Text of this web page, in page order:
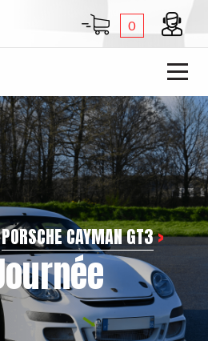
0
PORSCHE CAYMAN GT3>